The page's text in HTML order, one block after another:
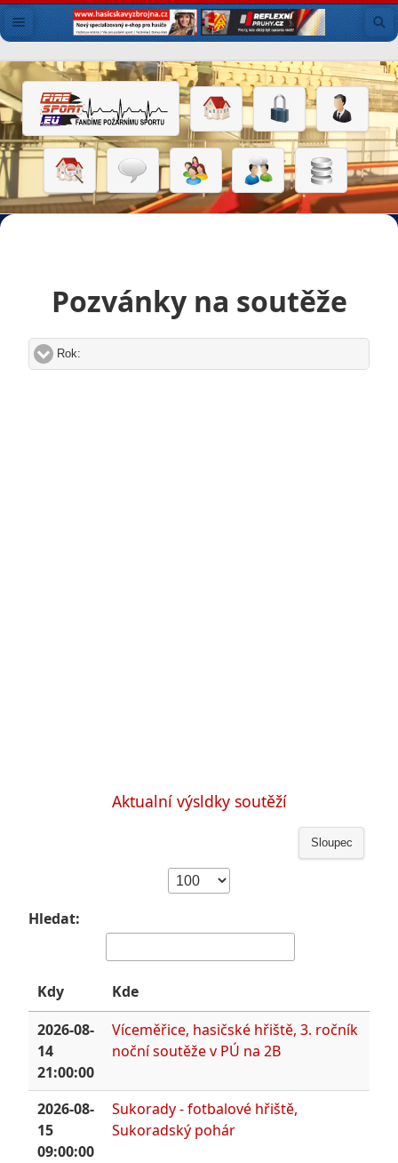
Pozvánky na soutěže
Rok:
Aktualní výsldky soutěží
Sloupec
Hledat:
Kdy
Kde
2026-08-
14
21:00:00
Víceměřice, hasičské hřiště, 3. ročník
noční soutěže v PÚ na 2B
2026-08-
15
09:00:00
Sukorady - fotbalové hřiště,
Sukoradský pohár